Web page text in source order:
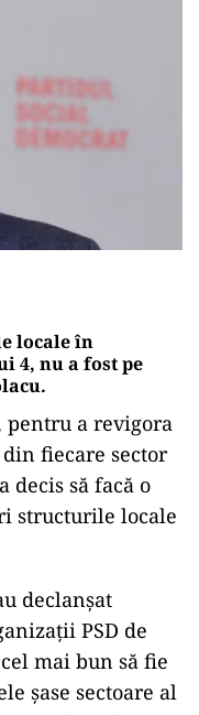
locale în
4, nu a fost pe
a revigora
fiecare sector
decis să facă o
structurile locale
declanșat
PSD de
mai bun să fie
șase sectoare al